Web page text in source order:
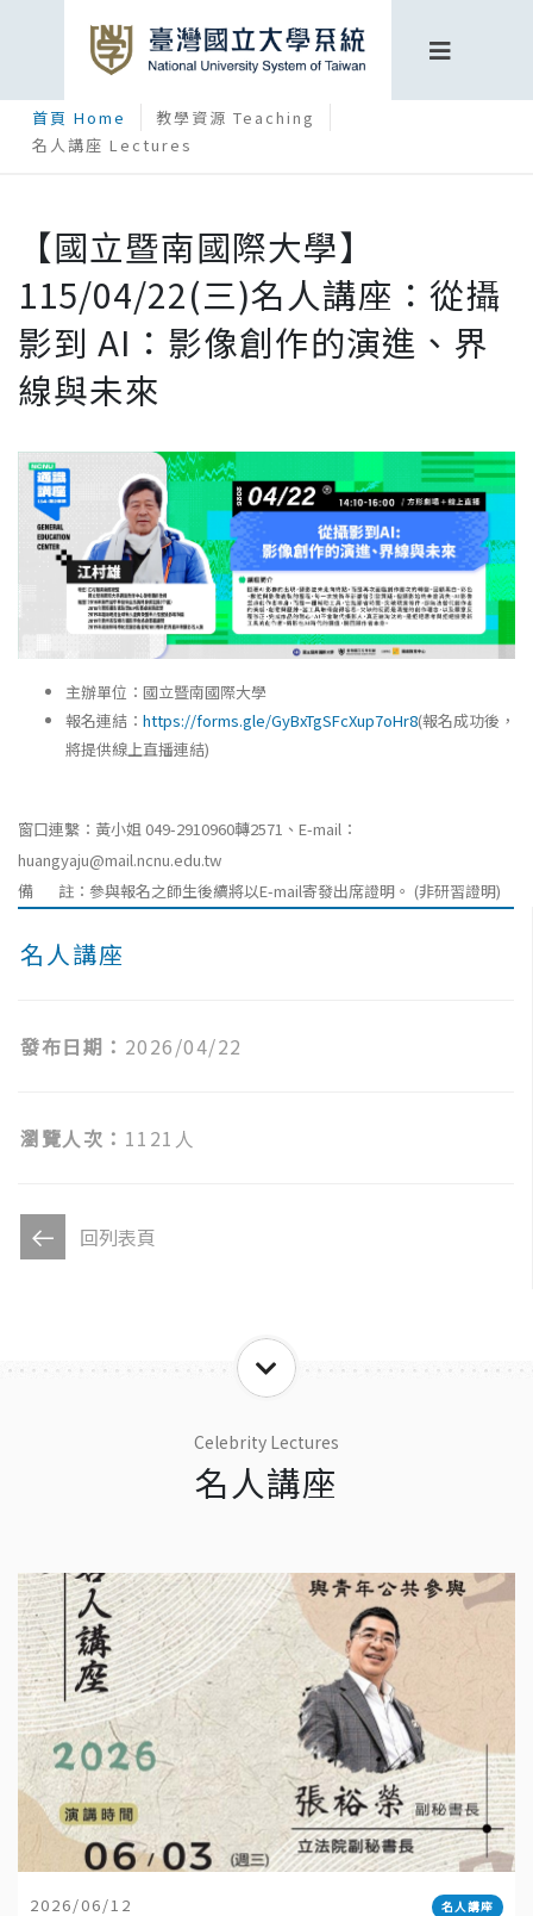
首頁 Home
教學資源 Teaching
名人講座 Lectures
名人講座
發布日期： 2026/04/22
瀏覽人次： 1121人
回列表頁
【國立暨南國際大學】
115/04/22(三)名人講座：從攝
影到 AI：影像創作的演進、界
線與未來
主辦單位：國立暨南國際大學
報名連結： https://forms.gle/GyBxTgSFcXup7oHr8(報名成功後，
將提供線上直播連結)
窗口連繫：黃小姐 049-2910960轉2571、E-mail：
huangyaju@mail.ncnu.edu.tw
備 註：參與報名之師生後續將以E-mail寄發出席證明。 (非研習證明)
Celebrity Lectures
名人講座
2026/06/12 名人講座